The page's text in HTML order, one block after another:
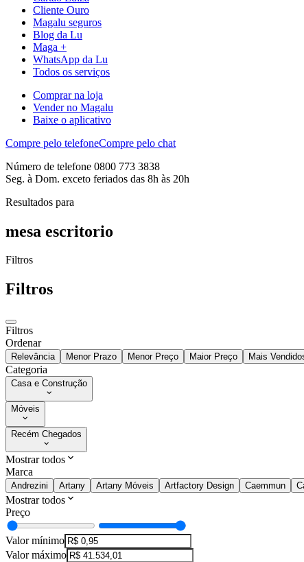
Cliente Ouro
Magalu seguros
Blog da Lu
Maga +
WhatsApp da Lu
Todos os serviços
Comprar na loja
Vender no Magalu
Baixe o aplicativo
Compre pelo telefoneCompre pelo chat
Número de telefone 0800 773 3838
Seg. à Dom. exceto feriados das 8h às 20h
Resultados para
mesa escritorio
Filtros
Filtros
Filtros
Ordenar
Relevância Menor Prazo Menor Preço Maior Preço Mais
Categoria
Casa e Construção
Móveis
Recém Chegados
Mostrar todos
Marca
Andrezini Artany Artany Móveis Artfactory Design Caemmun
Mostrar todos
Preço
Valor mínimo
Valor máximo